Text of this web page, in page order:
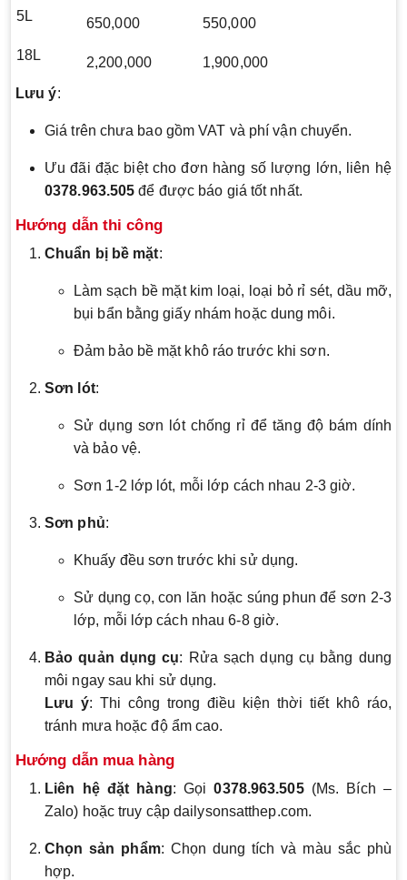
5L 650,000 550,000
18L 2,200,000
1,900,000
Lưu ý:
Giá trên chưa bao gồm VAT và phí vận chuyển.
Ưu đãi đặc biệt cho đơn hàng số lượng lớn, liên hệ
0378.963.505 để được báo giá tốt nhất.
Hướng dẫn thi công
Chuẩn bị bề mặt:
Làm sạch bề mặt kim loại, loại bỏ rỉ sét, dầu mỡ,
bụi bẩn bằng giấy nhám hoặc dung môi.
Đảm bảo bề mặt khô ráo trước khi sơn.
Sơn lót:
Sử dụng sơn lót chống rỉ để tăng độ bám dính
và bảo vệ.
Sơn 1-2 lớp lót, mỗi lớp cách nhau 2-3 giờ.
Sơn phủ:
Khuấy đều sơn trước khi sử dụng.
Sử dụng cọ, con lăn hoặc súng phun để sơn 2-3
lớp, mỗi lớp cách nhau 6-8 giờ.
Bảo quản dụng cụ: Rửa sạch dụng cụ bằng dung
môi ngay sau khi sử dụng.
Lưu ý: Thi công trong điều kiện thời tiết khô ráo,
tránh mưa hoặc độ ẩm cao.
Hướng dẫn mua hàng
Liên hệ đặt hàng: Gọi0378.963.505(Ms. Bích –
Zalo) hoặc truy cập dailysonsatthep.com.
Chọn sản phẩm: Chọn dung tích và màu sắc phù
hợp.